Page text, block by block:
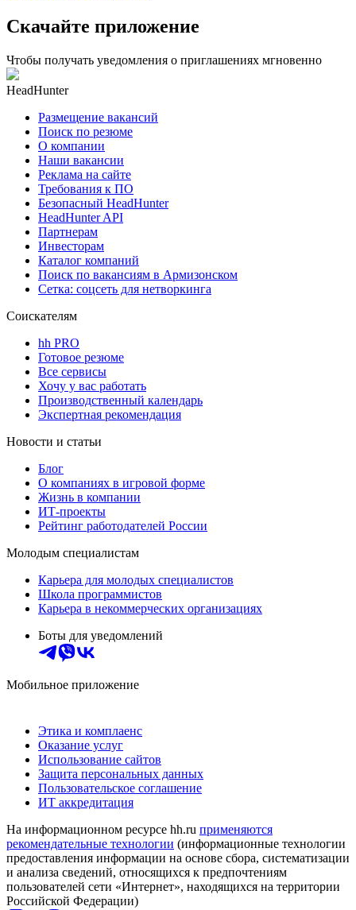
Скачайте приложение
Чтобы получать уведомления о приглашениях мгновенно
HeadHunter
Размещение вакансий
Поиск по резюме
О компании
Наши вакансии
Реклама на сайте
Требования к ПО
Безопасный HeadHunter
HeadHunter API
Партнерам
Инвесторам
Каталог компаний
Поиск по вакансиям в Армизонском
Сетка: соцсеть для нетворкинга
Соискателям
hh PRO
Готовое резюме
Все сервисы
Хочу у вас работать
Производственный календарь
Экспертная рекомендация
Новости и статьи
Блог
О компаниях в игровой форме
Жизнь в компании
ИТ-проекты
Рейтинг работодателей России
Молодым специалистам
Карьера для молодых специалистов
Школа программистов
Карьера в некоммерческих организациях
Боты для уведомлений
Мобильное приложение
Этика и комплаенс
Оказание услуг
Использование сайтов
Защита персональных данных
Пользовательское соглашение
ИТ аккредитация
На информационном ресурсе hh.ru применяются
рекомендательные технологии (информационные технологии
предоставления информации на основе сбора, систематизации
и анализа сведений, относящихся к предпочтениям
пользователей сети «Интернет», находящихся на территории
Российской Федерации)